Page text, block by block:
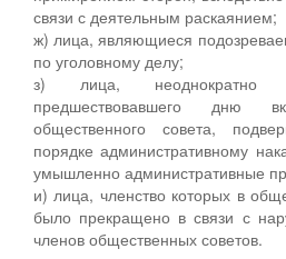
связи с деятельным раскаянием;
ж) лица, являющиеся
по уголовному делу;
з) лица,
предшествовавшего дню
общественного совета,
порядке административному
умышленно административные
и) лица, членство которых в
было прекращено в связи с
членов общественных советов.